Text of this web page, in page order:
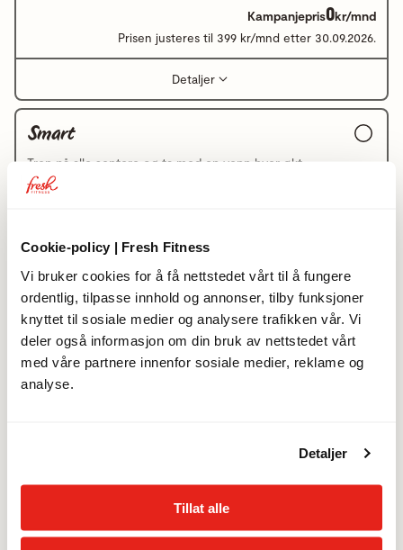
Cookie-policy | Fresh Fitness
Vi bruker cookies for å få nettstedet vårt til å fungere
ordentlig, tilpasse innhold og annonser, tilby funksjoner
knyttet til sosiale medier og analysere trafikken vår. Vi
deler også informasjon om din bruk av nettstedet vårt
med våre partnere innenfor sosiale medier, reklame og
analyse.
Detaljer
Tillat alle
Kampanjepris0kr/mnd
Prisen justeres til 399 kr/mnd etter 30.09.2026.
Detaljer
Smart
Tren på alle sentere og ta med en venn hver økt
Prisen justeres til 549 kr/mnd etter 30.09.2026.
Detaljer
MED ELLER UTEN BINDING
12 måneders bindingstid